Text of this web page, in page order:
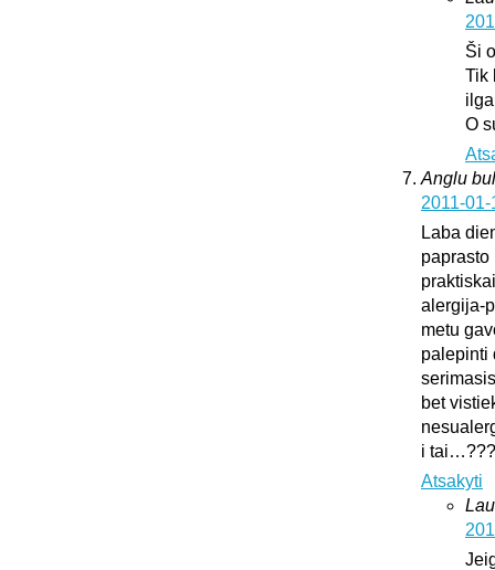
Ši
Tik
O
Anglu
2011-
Laba
paprasto
alergija-
metu
palepinti
bet
i tai…???
Atsakyti